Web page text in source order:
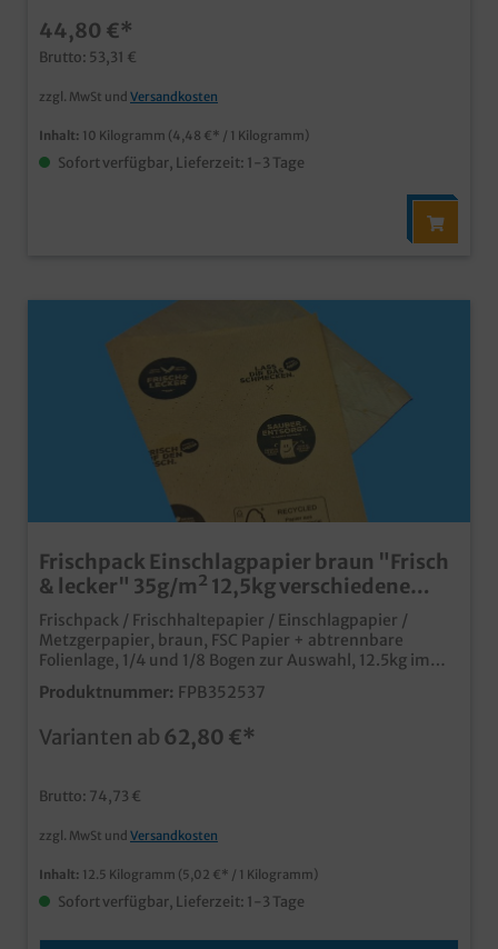
leistungsfähiges Angebot zu Einschlagpapier mit Ihrem
Wunschdesign.
44,80 €*
Brutto: 53,31 €
zzgl. MwSt und Versandkosten
Inhalt: 10 Kilogramm (4,48 €* / 1 Kilogramm)
Sofort verfügbar, Lieferzeit: 1-3 Tage
Frischpack Einschlagpapier braun "Frisch
& lecker" 35g/m² 12,5kg verschiedene
Formate
Frischpack / Frischhaltepapier / Einschlagpapier /
Metzgerpapier, braun, FSC Papier + abtrennbare
Folienlage, 1/4 und 1/8 Bogen zur Auswahl, 12.5kg im
Karton (ca. 2500 1/8 Boden, 1250 1/4 Bogen)praktisches
und qualitatives Einschlagpapiermit abtrennbarer
zertifizierter Forstwirtschafteinfache Mülltrennung
Produktnummer: FPB352537
Varianten ab 62,80 €*
Brutto: 74,73 €
zzgl. MwSt und Versandkosten
Inhalt: 12.5 Kilogramm (5,02 €* / 1 Kilogramm)
Sofort verfügbar, Lieferzeit: 1-3 Tage